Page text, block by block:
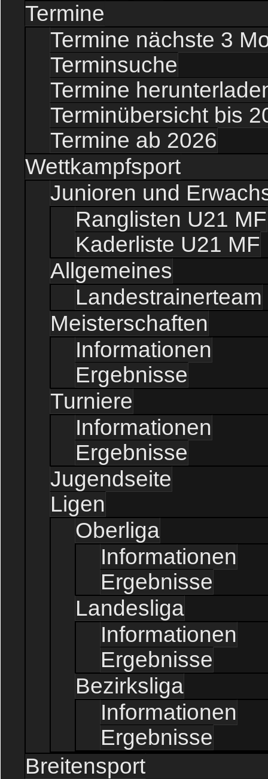
Termine
Termine nächste 3
Terminsuche
Termine
Terminübersicht bis
Termine ab 2026
Wettkampfsport
Junioren und
Ranglisten U21 MF
Kaderliste U21 MF
Allgemeines
Landestrainerteam
Meisterschaften
Informationen
Ergebnisse
Turniere
Informationen
Ergebnisse
Jugendseite
Ligen
Oberliga
Informationen
Ergebnisse
Landesliga
Informationen
Ergebnisse
Bezirksliga
Informationen
Ergebnisse
Breitensport